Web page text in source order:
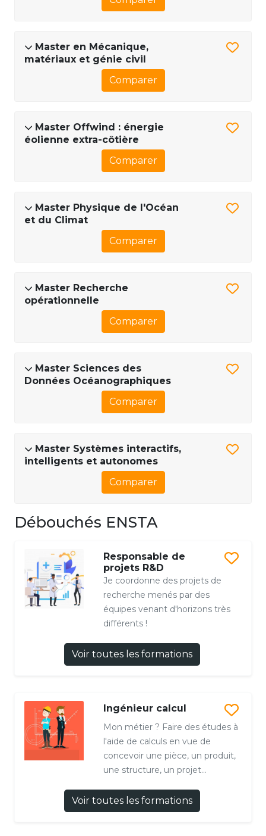
Master en Mécanique,
matériaux et génie civil
Comparer
Master Offwind : énergie
éolienne extra-côtière
Comparer
Master Physique de l'Océan
et du Climat
Comparer
Master Recherche
opérationnelle
Comparer
Master Sciences des
Données Océanographiques
Comparer
Master Systèmes interactifs,
intelligents et autonomes
Comparer
Débouchés ENSTA
Responsable de
projets R&D
Je coordonne des projets de
recherche menés par des
équipes venant d'horizons très
différents !
Voir toutes les formations
Ingénieur calcul
Mon métier ? Faire des études à
l'aide de calculs en vue de
concevoir une pièce, un produit,
une structure, un projet...
Voir toutes les formations